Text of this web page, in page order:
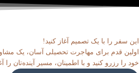
این سفر را با یک تصمیم آغاز کنید!
اولین قدم برای مهاجرت تحصیلی آسان، یک
خود را رزرو کنید و با اطمینان، مسیر آینده‌تان را